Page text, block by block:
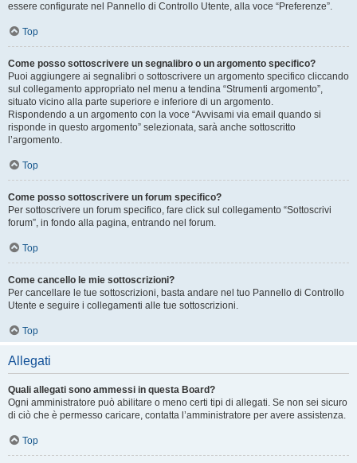
essere configurate nel Pannello di Controllo Utente, alla voce “Preferenze”.
Top
Come posso sottoscrivere un segnalibro o un argomento specifico?
Puoi aggiungere ai segnalibri o sottoscrivere un argomento specifico cliccando
sul collegamento appropriato nel menu a tendina “Strumenti argomento”,
situato vicino alla parte superiore e inferiore di un argomento.
Rispondendo a un argomento con la voce “Avvisami via email quando si
risponde in questo argomento” selezionata, sarà anche sottoscritto
l’argomento.
Top
Come posso sottoscrivere un forum specifico?
Per sottoscrivere un forum specifico, fare click sul collegamento “Sottoscrivi
forum”, in fondo alla pagina, entrando nel forum.
Top
Come cancello le mie sottoscrizioni?
Per cancellare le tue sottoscrizioni, basta andare nel tuo Pannello di Controllo
Utente e seguire i collegamenti alle tue sottoscrizioni.
Top
Allegati
Quali allegati sono ammessi in questa Board?
Ogni amministratore può abilitare o meno certi tipi di allegati. Se non sei sicuro
di ciò che è permesso caricare, contatta l’amministratore per avere assistenza.
Top